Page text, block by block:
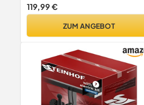
119,99 €
ZUM ANGEBOT